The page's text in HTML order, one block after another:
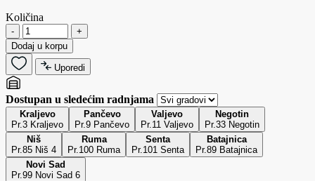
Količina
-
+
Dodaj u korpu
Uporedi
Dostupan u sledećim radnjama
Kraljevo
Pr.3 Kraljevo
Pančevo
Pr.9 Pančevo
Valjevo
Pr.11 Valjevo
Negotin
Pr.33 Negotin
Niš
Pr.85 Niš 4
Ruma
Pr.100 Ruma
Senta
Pr.101 Senta
Batajnica
Pr.89 Batajnica
Novi Sad
Pr.99 Novi Sad 6